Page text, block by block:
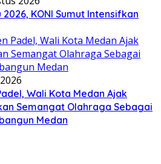
KONI Sumut Intensifkan
Wali Kota Medan Ajak
Semangat Olahraga Sebagai
Medan